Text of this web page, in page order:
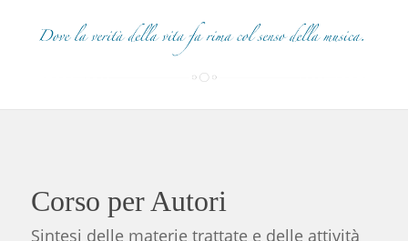
DIDATTICA
CORSI
AUTORI
Corso per Autori
Sintesi delle materie trattate e delle attività